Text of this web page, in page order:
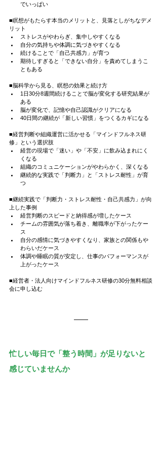
でいっぱい
■瞑想がもたらす本当のメリットと、見落としがちなデメ
リット
ストレスがやわらぎ、集中しやすくなる
自分の気持ちや体調に気づきやすくなる
続けることで「自己共感力」が育つ
期待しすぎると「できない自分」を責めてしまうこ
ともある
■脳科学から見る、瞑想の効果と続け方
1日30分8週間続けることで脳が変化する研究結果が
ある
脳が変化で、記憶や自己認識がクリアになる
40日間の継続が「新しい習慣」をつくるカギになる
■経営判断や組織運営に活かせる「マインドフルネス研
修」という選択肢
経営の現場で「迷い」や「不安」に飲み込まれにく
くなる
組織のコミュニケーションがやわらかく、深くなる
継続的な実践で「判断力」と「ストレス耐性」が育
つ
■継続実践で「判断力・ストレス耐性・自己共感力」が向
上した事例
経営判断のスピードと納得感が増したケース
チームの雰囲気が落ち着き、離職率が下がったケー
ス
自分の感情に気づきやすくなり、家族との関係もや
わらいだケース
体調や睡眠の質が安定し、仕事のパフォーマンスが
上がったケース
■経営者・法人向けマインドフルネス研修の30分無料相談
会に申し込む
忙しい毎日で「整う時間」が足りないと
感じていませんか